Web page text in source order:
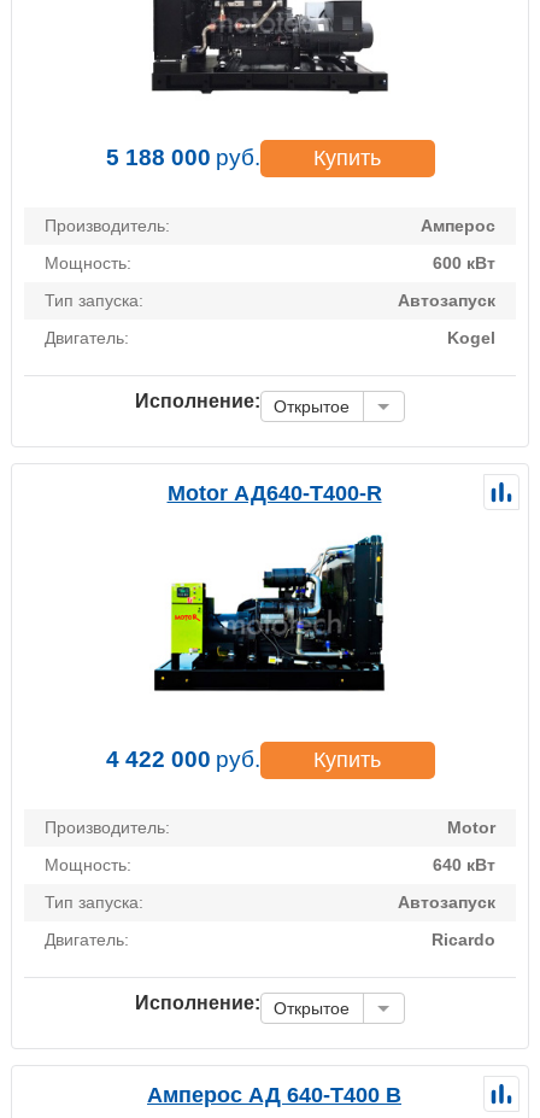
5 188 000 руб. Купить
Производитель:
Амперос
Мощность:
600 кВт
Тип запуска:
Автозапуск
Двигатель:
Kogel
Исполнение: Открытое
Motor АД640-Т400-R
4 422 000 руб. Купить
Производитель:
Motor
Мощность:
640 кВт
Тип запуска:
Автозапуск
Двигатель:
Ricardo
Исполнение: Открытое
Амперос АД 640-Т400 B